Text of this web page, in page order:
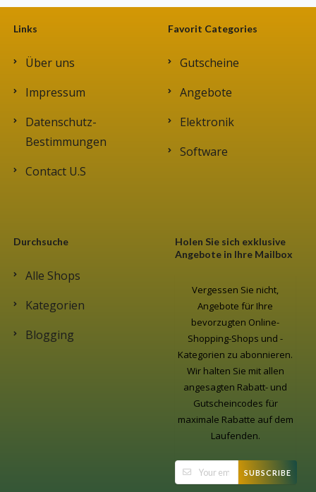
Links
Über uns
Impressum
Datenschutz-
Bestimmungen
Contact U.S
Favorit Categories
Gutscheine
Angebote
Elektronik
Software
Durchsuche
Alle Shops
Kategorien
Blogging
Holen Sie sich exklusive
Angebote in Ihre Mailbox
Vergessen Sie nicht,
Angebote für Ihre
bevorzugten Online-
Shopping-Shops und -
Kategorien zu abonnieren.
Wir halten Sie mit allen
angesagten Rabatt- und
Gutscheincodes für
maximale Rabatte auf dem
Laufenden.
SUBSCRIBE